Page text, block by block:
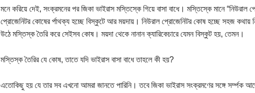
মনে করিয়ে দেই, সংক্রমনের পর জিকা ভাইরাস মস্তিস্কে গিয়ে বাসা বাধে। মস্তিস্কে মানে “নিউরাল
প্রোজেনিটর কোষের র্পাথক্য হচ্ছে বিস্কুটে আর ময়দায়। নিউরাল প্রোজেনিটর কোষ হচ্ছে সহজ কথায়
উঠে মস্তিস্ক তৈরি করে সেইসব কোষ। ময়দা থেকে নানান ক্যারিকেচারে যেমন বিস্কুট হয়, তেমন।
মস্তিস্ক তৈরির যে কোষ, তাতে যদি ভাইরাস বাসা বাধে তাহলে কী হয়?
এতোকিছু হয় যে তার সব এখনো আমরা জানতে পারিনি। তবে জিকা ভাইরাস সংক্রমণের সঙ্গে সর্ম্পক